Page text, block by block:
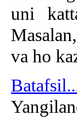
uni
va ho